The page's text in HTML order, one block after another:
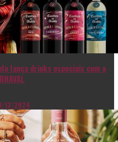
lança drinks especiais com a
12/2024